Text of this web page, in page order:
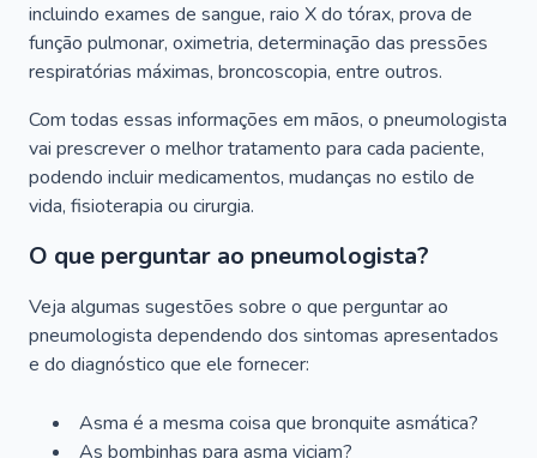
incluindo exames de sangue, raio X do tórax, prova de
função pulmonar, oximetria, determinação das pressões
respiratórias máximas, broncoscopia, entre outros.
Com todas essas informações em mãos, o pneumologista
vai prescrever o melhor tratamento para cada paciente,
podendo incluir medicamentos, mudanças no estilo de
vida, fisioterapia ou cirurgia.
O que perguntar ao pneumologista?
Veja algumas sugestões sobre o que perguntar ao
pneumologista dependendo dos sintomas apresentados
e do diagnóstico que ele fornecer:
Asma é a mesma coisa que bronquite asmática?
As bombinhas para asma viciam?